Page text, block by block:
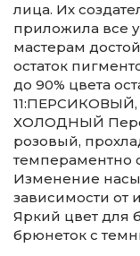
лица. Их
приложила все
мастерам
остаток
до 90% цвета
ХОЛОДНЫЙ
розовый,
темпераментно
Изменение
зависимости от
Яркий цвет для
брюнеток с